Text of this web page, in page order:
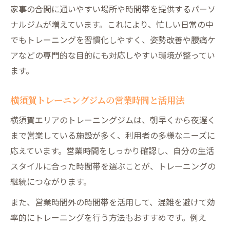
家事の合間に通いやすい場所や時間帯を提供するパーソ
ナルジムが増えています。これにより、忙しい日常の中
でもトレーニングを習慣化しやすく、姿勢改善や腰痛ケ
アなどの専門的な目的にも対応しやすい環境が整ってい
ます。
横須賀トレーニングジムの営業時間と活用法
横須賀エリアのトレーニングジムは、朝早くから夜遅く
まで営業している施設が多く、利用者の多様なニーズに
応えています。営業時間をしっかり確認し、自分の生活
スタイルに合った時間帯を選ぶことが、トレーニングの
継続につながります。
また、営業時間外の時間帯を活用して、混雑を避けて効
率的にトレーニングを行う方法もおすすめです。例え